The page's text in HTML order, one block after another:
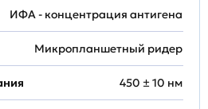
ИФА - концентрация антигена
Микропланшетный ридер
450 ± 10 нм